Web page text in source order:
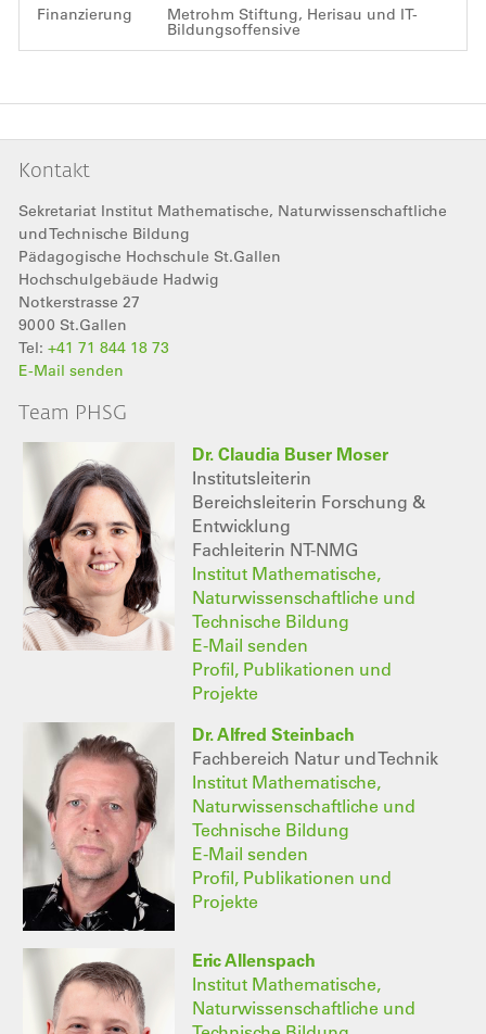
Finanzierung Metrohm Stiftung, Herisau und IT-
Bildungsoffensive
Kontakt
Sekretariat Institut Mathematische, Naturwissenschaftliche
und Technische Bildung
Pädagogische Hochschule St.Gallen
Hochschulgebäude Hadwig
Notkerstrasse 27
9000 St.Gallen
Tel: +41 71 844 18 73
E-Mail senden
Team PHSG
Dr. Claudia Buser Moser
Institutsleiterin
Bereichsleiterin Forschung &
Entwicklung
Fachleiterin NT-NMG
Institut Mathematische,
Naturwissenschaftliche und
Technische Bildung
E-Mail senden
Profil, Publikationen und
Projekte
Dr. Alfred Steinbach
Fachbereich Natur und Technik
Institut Mathematische,
Naturwissenschaftliche und
Technische Bildung
E-Mail senden
Profil, Publikationen und
Projekte
Eric Allenspach
Institut Mathematische,
Naturwissenschaftliche und